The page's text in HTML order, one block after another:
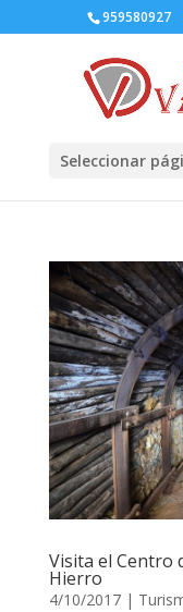
959580927
Seleccionar
Visita el Centro
Hierro
4/10/2017|